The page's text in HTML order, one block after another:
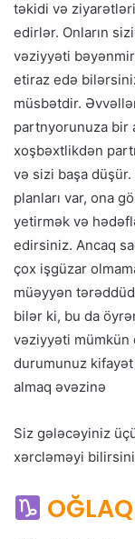
təkidi və
edirlər. Onların
vəziyyəti
etiraz edə
müsbətdir.
partnyorunuza bir
xoşbəxtlikdən
və sizi başa
planları var, ona
yetirmək və
edirsiniz. Ancaq
çox işgüzar
müəyyən
bilər ki, bu da
vəziyyəti mümkün
durumunuz kifayət
almaq əvəzinə
Siz gələcəyiniz
xərcləməyi